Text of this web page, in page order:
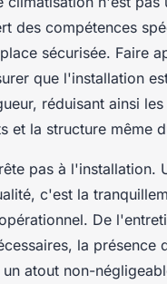
des compétences
sécurisée. Faire
que l'installation
réduisant ainsi
et la structure même
pas à l'installation.
c'est la
De
la présence
atout non-